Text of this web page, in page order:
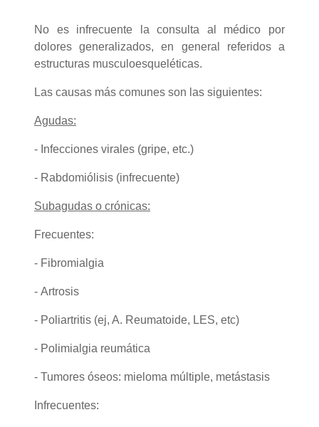
No es infrecuente la consulta al médico por
dolores generalizados, en general referidos a
estructuras musculoesqueléticas.
Las causas más comunes son las siguientes:
Agudas:
- Infecciones virales (gripe, etc.)
- Rabdomiólisis (infrecuente)
Subagudas o crónicas:
Frecuentes:
- Fibromialgia
- Artrosis
- Poliartritis (ej, A. Reumatoide, LES, etc)
- Polimialgia reumática
- Tumores óseos: mieloma múltiple, metástasis
Infrecuentes: